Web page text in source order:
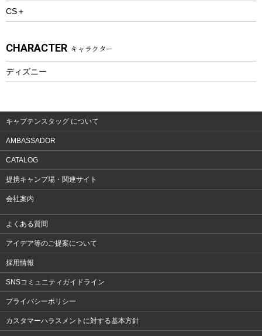
ウェルネス
ウェア、タオル
ウェア
CS＋
CHARACTER キャラクター
ディズニー
キャプテンスタッグ について
AMBASSADOR
CATALOG
提携キャンプ場・関連サイト
会社案内
よくある質問
アイデア等のご提案について
採用情報
SNSコミュニティガイドライン
プライバシーポリシー
カスタマーハラスメントに対する基本方針